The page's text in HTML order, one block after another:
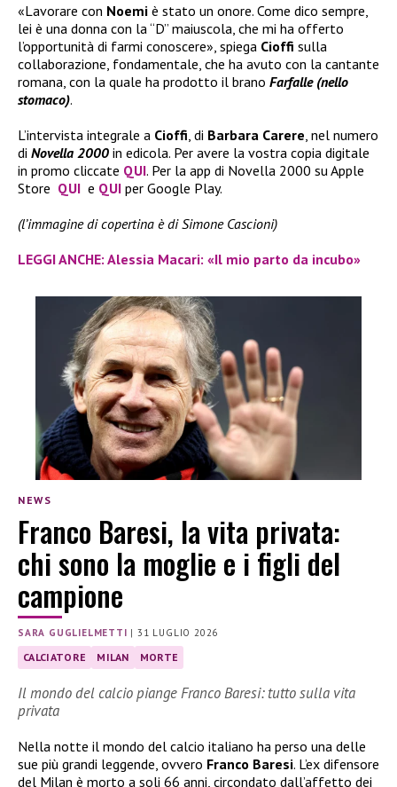
«Lavorare con Noemi è stato un onore. Come dico sempre,
lei è una donna con la “D” maiuscola, che mi ha offerto
l’opportunità di farmi conoscere», spiega Cioffi sulla
collaborazione, fondamentale, che ha avuto con la cantante
romana, con la quale ha prodotto il brano Farfalle (nello
stomaco).
L’intervista integrale a Cioffi , di Barbara Carere , nel numero
di Novella 2000 in edicola. Per avere la vostra copia digitale
in promo cliccate QUI. Per la app di Novella 2000 su Apple
Store QUI e QUI per Google Play.
(l’immagine di copertina è di Simone Cascioni)
LEGGI ANCHE: Alessia Macari: «Il mio parto da incubo»
NEWS
Franco Baresi, la vita privata:
chi sono la moglie e i figli del
campione
SARA GUGLIELMETTI |31 LUGLIO 2026
CALCIATORE MILAN MORTE
Il mondo del calcio piange Franco Baresi: tutto sulla vita
privata
Nella notte il mondo del calcio italiano ha perso una delle
sue più grandi leggende, ovvero Franco Baresi. L’ex difensore
del Milan è morto a soli 66 anni, circondato dall’affetto dei